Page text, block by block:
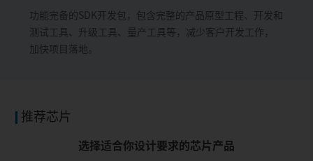
功能完备的SDK开发包，包含完整的产品原型工程、开发和
测试工具、升级工具、量产工具等，减少客户开发工作，
加快项目落地。
推荐芯片
选择适合你设计要求的芯片产品